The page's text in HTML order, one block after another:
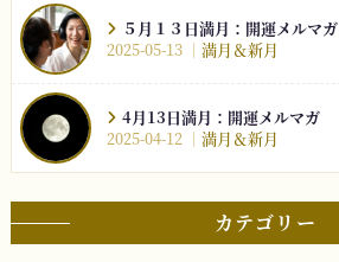
５月１３日満月：開運メルマガ
2025-05-13
満月＆新月
4月13日満月：開運メルマガ
2025-04-12
満月＆新月
カテゴリー